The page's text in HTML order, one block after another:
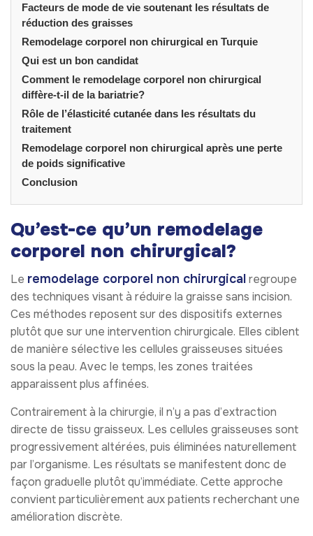
Facteurs de mode de vie soutenant les résultats de
réduction des graisses
Remodelage corporel non chirurgical en Turquie
Qui est un bon candidat
Comment le remodelage corporel non chirurgical
diffère-t-il de la bariatrie?
Rôle de l’élasticité cutanée dans les résultats du
traitement
Remodelage corporel non chirurgical après une perte
de poids significative
Conclusion
Qu’est-ce qu’un remodelage
corporel non chirurgical?
Le remodelage corporel non chirurgicalregroupe
des techniques visant à réduire la graisse sans incision.
Ces méthodes reposent sur des dispositifs externes
plutôt que sur une intervention chirurgicale. Elles ciblent
de manière sélective les cellules graisseuses situées
sous la peau. Avec le temps, les zones traitées
apparaissent plus affinées.
Contrairement à la chirurgie, il n’y a pas d’extraction
directe de tissu graisseux. Les cellules graisseuses sont
progressivement altérées, puis éliminées naturellement
par l’organisme. Les résultats se manifestent donc de
façon graduelle plutôt qu’immédiate. Cette approche
convient particulièrement aux patients recherchant une
amélioration discrète.